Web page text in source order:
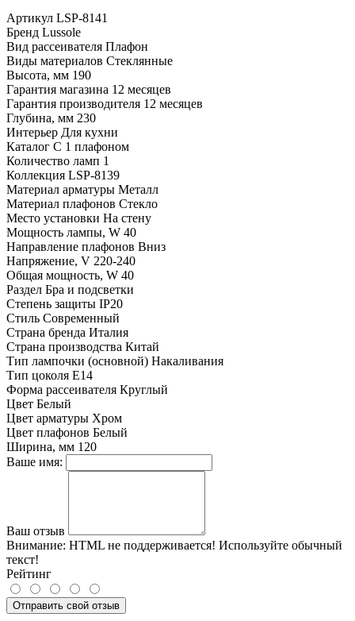
Артикул LSP-8141
Бренд Lussole
Вид рассеивателя Плафон
Виды материалов Стеклянные
Высота, мм 190
Гарантия магазина 12 месяцев
Гарантия производителя 12 месяцев
Глубина, мм 230
Интерьер Для кухни
Каталог С 1 плафоном
Количество ламп 1
Коллекция LSP-8139
Материал арматуры Металл
Материал плафонов Стекло
Место установки На стену
Мощность лампы, W 40
Направление плафонов Вниз
Напряжение, V 220-240
Общая мощность, W 40
Раздел Бра и подсветки
Степень защиты IP20
Стиль Современный
Страна бренда Италия
Страна производства Китай
Тип лампочки (основной) Накаливания
Тип цоколя E14
Форма рассеивателя Круглый
Цвет Белый
Цвет арматуры Хром
Цвет плафонов Белый
Ширина, мм 120
Ваше имя:
Ваш отзыв
Внимание: HTML не поддерживается! Используйте обычный
текст!
Рейтинг
Отправить свой отзыв